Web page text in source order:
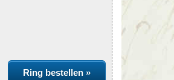
Ring bestellen »